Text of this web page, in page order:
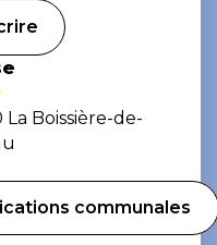
Boissière-de-
communales